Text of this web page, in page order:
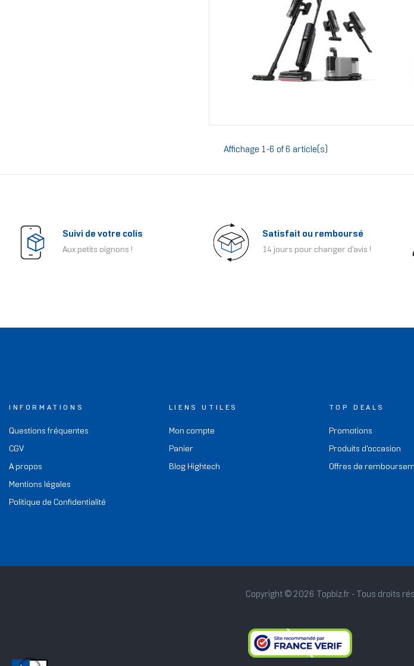
Affichage 1-6 of 6 article(s)
Suivi de votre colis
Aux petits oignons !
Satisfait ou remboursé
14 jours pour changer d'avis !
INFORMATIONS
Questions fréquentes
CGV
A propos
Mentions légales
Politique de Confidentialité
LIENS UTILES
Mon compte
Panier
Blog Hightech
TOP DEALS
Promotions
Produits d'occasion
Offres de
Copyright © 2026 Topbiz.fr - Tous droits